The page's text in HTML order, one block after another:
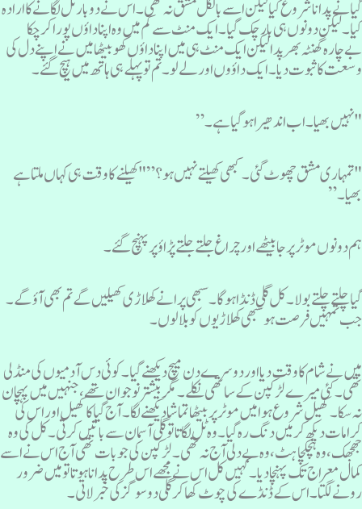
گیا نے پدانا شروع کیا لیکن اسے بالکل مشق نہ تھی۔ اس نے دو بار ٹل لگانے کا ارادہ
کیا۔ لیکن دونوں ہی بار چک گیا۔ ایک منٹ سے کم میں وہ اپنا داؤں پورا کر چکا
بےچارہ گھنٹہ بھر پدا لیکن ایک منٹ ہی میں اپنا داؤں کھو بیٹھا میں نے اپنے دل کی
وسعت کا ثبوت دیا۔ ایک داؤوں اور لےلو۔ تم تو پہلے ہی ہاتھ میں ہیچ گئے ۔
"نہیں بھیا۔ اب اندھیرا ہو گیا ہے۔”
"تمہاری مشق چھوٹ گئی ۔ کبھی کھیلتے نہیں ہو ؟” "کھیلنے کا وقت ہی کہاں ملتا ہے
بھیا ۔”
ہم دونوں موٹر پر جا بیٹھے اور چراغ جلتے جلتے پڑاؤ پر پہنچ گئے۔
گیا چلتے چلتے بولا۔ کل گلی ڈنڈا ہو گا۔ سبھی پرانے کھلاڑی کھیلیں گے تم بھی آؤگے ۔
جب تمہیں فرصت ہو سبھی کھلاڑیوں کو بلا لوں۔
میں نے شام کا وقت دیا اور دوسرے دن میچ دیکھنے گیا۔کوئی دس آدمیوں کی منڈلی
تھی ۔ کئی میرے لڑکپن کے ساتھی نکلے۔ مگر بیشتر نوجوان تھے، جنہیں میں پہچان
نہ سکا۔ کھیل شروع ہوا میں موٹر پر بیٹھا تماشا دیکھنے لگا۔ آج گیا کا کھیل اور اس کی
کرامات دیکھ کر میں دنگ رہ گیا۔ وہ ٹل لگاتا تو گلی آسمان سے باتیں کرتی۔ کل کی وہ
جھجھک ،وہ ہچکچاہٹ ، وہ بے دلی آج نہ تھی ۔ لڑکپن کی جو بات تھی آج اس نے اسے
کمال معراج تک پہنچا دیا ۔کہیں کل اس نے مجھے اس طرح پدانا ہوتا تو میں ضرور
رونے لگتا ۔ اس کے ڈنڈے کی چوٹ کھاکر گلی دوسو گز کی خبرلاتی ۔